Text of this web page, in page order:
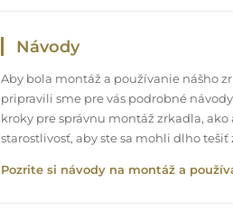
Návody
Aby bola montáž a používanie nášho
pripravili sme pre vás podrobné
kroky pre správnu montáž zrkadla,
starostlivosť, aby ste sa mohli dlho
Pozrite si návody na montáž a